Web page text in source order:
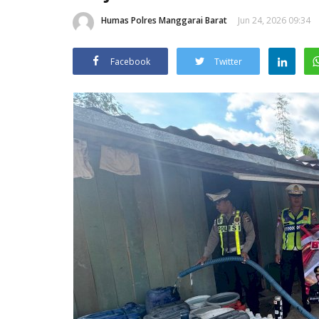
Humas Polres Manggarai Barat Jun 24, 2026 09:34
Facebook Twitter